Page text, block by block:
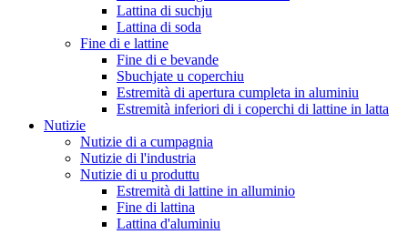
Lattina di suchju
Lattina di soda
Fine di e lattine
Fine di e bevande
Sbuchjate u coperchiu
Estremità di apertura cumpleta in aluminiu
Estremità inferiori di i coperchi di lattine in latta
Nutizie
Nutizie di a cumpagnia
Nutizie di l'industria
Nutizie di u produttu
Estremità di lattine in alluminio
Fine di lattina
Lattina d'aluminiu